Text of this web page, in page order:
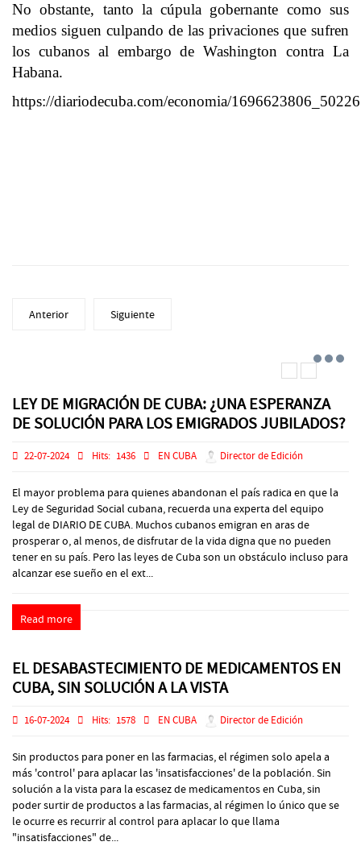
No obstante, tanto la cúpula gobernante como sus
medios siguen culpando de las privaciones que sufren
los cubanos al embargo de Washington contra La
Habana.
https://diariodecuba.com/economia/
Anterior Siguiente
LEY DE MIGRACIÓN DE CUBA: ¿UNA ESPERANZA
DE SOLUCIÓN PARA LOS EMIGRADOS JUBILADOS?
22-07-2024 Hits: 1436 EN CUBA Director de Edición
El mayor problema para quienes abandonan el país radica en que la
Ley de Seguridad Social cubana, recuerda una experta del equipo
legal de DIARIO DE CUBA. Muchos cubanos emigran en aras de
prosperar o, al menos, de disfrutar de la vida digna que no pueden
tener en su país. Pero las leyes de Cuba son un obstáculo incluso para
alcanzar ese sueño en el ext...
Read more
EL DESABASTECIMIENTO DE MEDICAMENTOS EN
CUBA, SIN SOLUCIÓN A LA VISTA
16-07-2024 Hits: 1578 EN CUBA Director de Edición
Sin productos para poner en las farmacias, el régimen solo apela a
más 'control' para aplacar las 'insatisfacciones' de la población. Sin
solución a la vista para la escasez de medicamentos en Cuba, sin
poder surtir de productos a las farmacias, al régimen lo único que se
le ocurre es recurrir al control para aplacar lo que llama
"insatisfacciones" de...